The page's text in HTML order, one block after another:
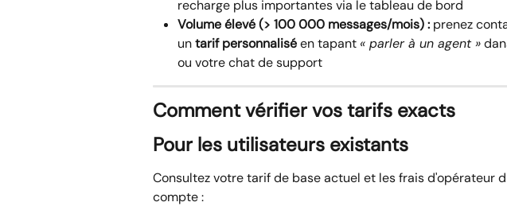
recharge plus importantes via le tableau de bord
Volume élevé (> 100 000 messages/mois) : prenez
un tarif personnalisé en tapant « parler à un agent »
ou votre chat de support
Comment vérifier vos tarifs exacts
Pour les utilisateurs existants
Consultez votre tarif de base actuel et les frais d'opérateur
compte :